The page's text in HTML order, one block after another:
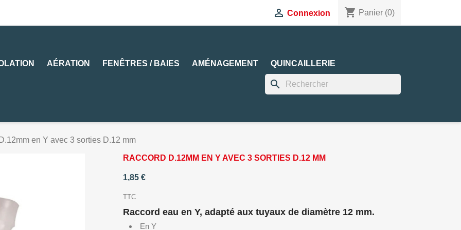
 Connexion shopping_cart Panier (0)
AÉRATION FENÊTRES / BAIES AMÉNAGEMENT QUINCAILLERIE
search
en Y avec 3 sorties D.12 mm
RACCORD D.12MM EN Y AVEC 3 SORTIES D.12 MM
1,85 €
TTC
Raccord eau en Y, adapté aux tuyaux de diamètre 12 mm.
En Y